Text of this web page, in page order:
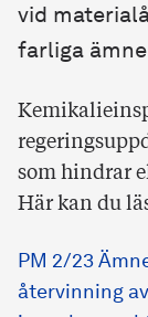
vid
farliga
som hindrar
Här kan du
PM 2/23
återvinning